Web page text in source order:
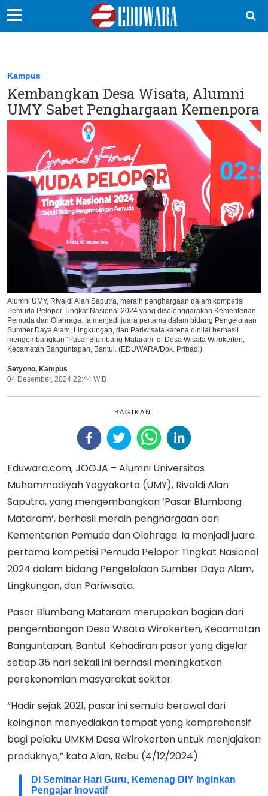
Sekolah Kita
Vokasi
Kampus
EduDana
Ikuti Kami di:
Kampus
Kembangkan Desa Wisata, Alumni
UMY Sabet Penghargaan Kemenpora
Alumni UMY, Rivaldi Alan Saputra, meraih penghargaan dalam kompetisi
Pemuda Pelopor Tingkat Nasional 2024 yang diselenggarakan Kementerian
Pemuda dan Olahraga. Ia menjadi juara pertama dalam bidang Pengelolaan
Sumber Daya Alam, Lingkungan, dan Pariwisata karena dinilai berhasil
mengembangkan ‘Pasar Blumbang Mataram’ di Desa Wisata Wirokerten,
Kecamatan Banguntapan, Bantul. (EDUWARA/Dok. Pribadi)
Setyono, Kampus
04 Desember, 2024 22:44 WIB
BAGIKAN:
Eduwara.com, JOGJA – Alumni Universitas
Muhammadiyah Yogyakarta (UMY), Rivaldi Alan
Saputra, yang mengembangkan ‘Pasar Blumbang
Mataram’, berhasil meraih penghargaan dari
Kementerian Pemuda dan Olahraga. Ia menjadi juara
pertama kompetisi Pemuda Pelopor Tingkat Nasional
2024 dalam bidang Pengelolaan Sumber Daya Alam,
Lingkungan, dan Pariwisata.
Pasar Blumbang Mataram merupakan bagian dari
pengembangan Desa Wisata Wirokerten, Kecamatan
Banguntapan, Bantul. Kehadiran pasar yang digelar
setiap 35 hari sekali ini berhasil meningkatkan
perekonomian masyarakat sekitar.
“Hadir sejak 2021, pasar ini semula berawal dari
keinginan menyediakan tempat yang komprehensif
bagi pelaku UMKM Desa Wirokerten untuk menjajakan
produknya,” kata Alan, Rabu (4/12/2024).
Di Seminar Hari Guru, Kemenag DIY Inginkan
Pengajar Inovatif